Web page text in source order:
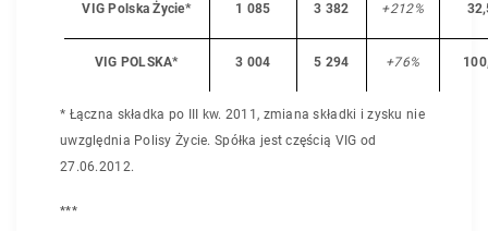
VIG Polska Życie* 1 085 3 382 +212%
VIG POLSKA* 3 004 5 294 +76%
* Łączna składka po III kw. 2011, zmiana składki i zysku nie
uwzględnia Polisy Życie. Spółka jest częścią VIG od
27.06.2012.
***